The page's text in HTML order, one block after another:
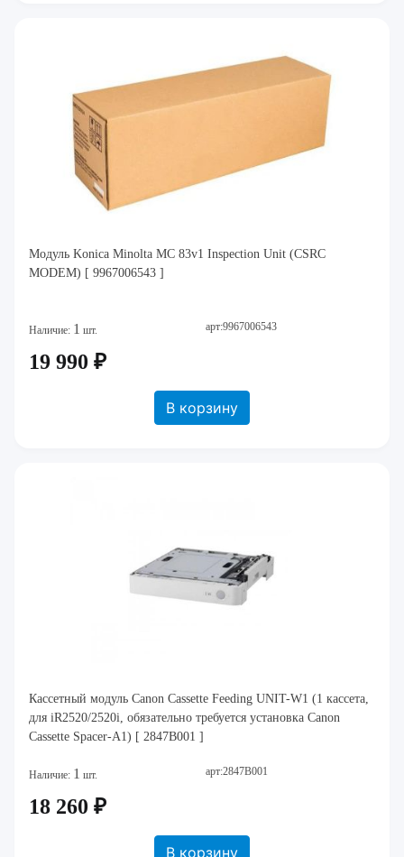
Модуль Konica Minolta MC 83v1 Inspection Unit (CSRC
MODEM) [ 9967006543 ]
Наличие: 1 шт. арт:9967006543
19 990 ₽
В корзину
Кассетный модуль Canon Cassette Feeding UNIT-W1 (1 кассета,
для iR2520/2520i, обязательно требуется установка Canon
Cassette Spacer-A1) [ 2847B001 ]
Наличие: 1 шт. арт:2847B001
18 260 ₽
В корзину